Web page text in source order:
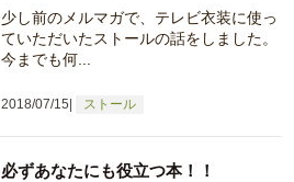
2018/07/15 ストール
少し前のメルマガで、テレビ衣装に使っ
ていただいたストールの話をしました。
今までも何...
必ずあなたにも役立つ本！！